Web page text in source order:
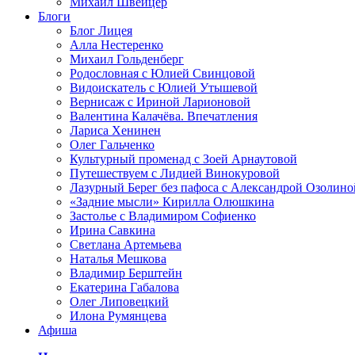
Блоги
Блог Лицея
Алла Нестеренко
Михаил Гольденберг
Родословная с Юлией Свинцовой
Видоискатель с Юлией Утышевой
Вернисаж с Ириной Ларионовой
Валентина Калачёва. Впечатления
Лариса Хенинен
Олег Гальченко
Культурный променад с Зоей Арнаутовой
Путешествуем с Лидией Винокуровой
Лазурный Берег без пафоса с Александрой
«Задние мысли» Кирилла Олюшкина
Застолье с Владимиром Софиенко
Ирина Савкина
Светлана Артемьева
Наталья Мешкова
Владимир Берштейн
Екатерина Габалова
Олег Липовецкий
Илона Румянцева
Афиша